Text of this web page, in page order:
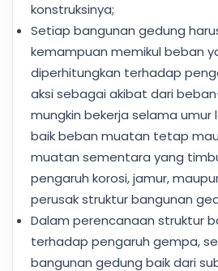
konstruksinya;
Setiap bangunan gedung
kemampuan memikul beban
diperhitungkan terhadap
aksi sebagai akibat dari
mungkin bekerja selama umur
baik beban muatan tetap
muatan sementara yang
pengaruh korosi, jamur,
perusak struktur bangunan
Dalam perencanaan struktur
terhadap pengaruh gempa,
bangunan gedung baik dari